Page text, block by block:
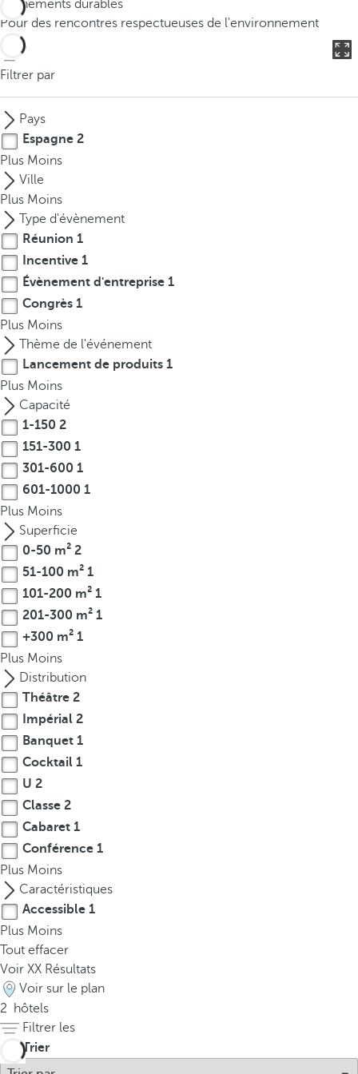
u
a
p
r
e
s
s
t
h
d
o
w
n
a
r
r
o
w
k
e
t
o
n
a
v
i
g
a
t
e
t
t
h
e
f
i
r
s
t
o
p
i
o
n
o
n
t
e
Événements durables
Pour des rencontres respectueuses de l'environnement
Filtrer par
Pays
Espagne 2
Plus Moins
Ville
Plus Moins
Type d'évènement
Réunion 1
Incentive 1
Évènement d'entreprise 1
Congrès 1
Plus Moins
Thème de l'événement
Lancement de produits 1
Plus Moins
Capacité
1-150 2
151-300 1
301-600 1
601-1000 1
Plus Moins
Superficie
0-50 m² 2
51-100 m² 1
101-200 m² 1
201-300 m² 1
+300 m² 1
Plus Moins
Distribution
Théâtre 2
Impérial 2
Banquet 1
Cocktail 1
U 2
Classe 2
Cabaret 1
Conférence 1
Plus Moins
Caractéristiques
Accessible 1
Plus Moins
Tout effacer
Voir XX Résultats
Voir sur le plan
2
hôtels
Filtrer les
Trier